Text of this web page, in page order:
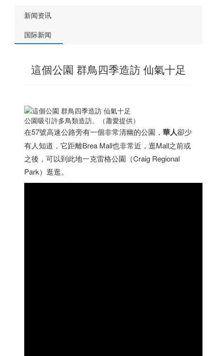
新闻资讯
国际新闻
這個公園 群鳥四季造訪 仙氣十足
公園吸引許多鳥類造訪。（蕭愛提供）
在57號高速公路旁有一個非常清幽的公園， 華人卻少
有人知道，它距離Brea Mall也非常近，逛Mall之前或
之後，可以到此地一克雷格公園（Craig Regional
Park）逛逛。